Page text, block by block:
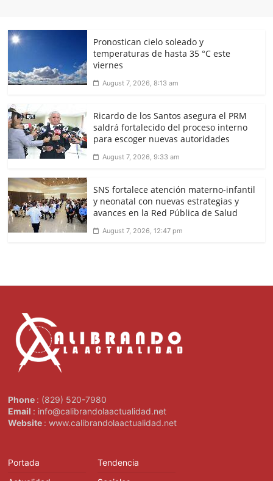
Pronostican cielo soleado y
temperaturas de hasta 35 °C este
viernes
August 7, 2026, 8:13 am
Ricardo de los Santos asegura el PRM
saldrá fortalecido del proceso interno
para escoger nuevas autoridades
August 7, 2026, 9:33 am
SNS fortalece atención materno-infantil
y neonatal con nuevas estrategias y
avances en la Red Pública de Salud
August 7, 2026, 12:47 pm
Phone : (829) 520-7980
Email : info@calibrandolaactualidad.net
Website : www.calibrandolaactualidad.net
Portada
Tendencia